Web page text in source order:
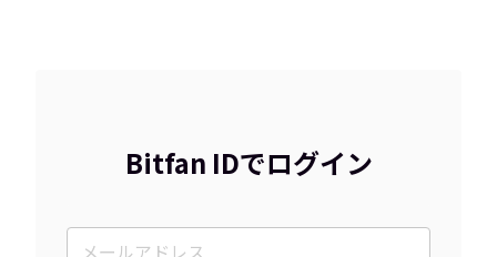
Bitfan IDでログイン